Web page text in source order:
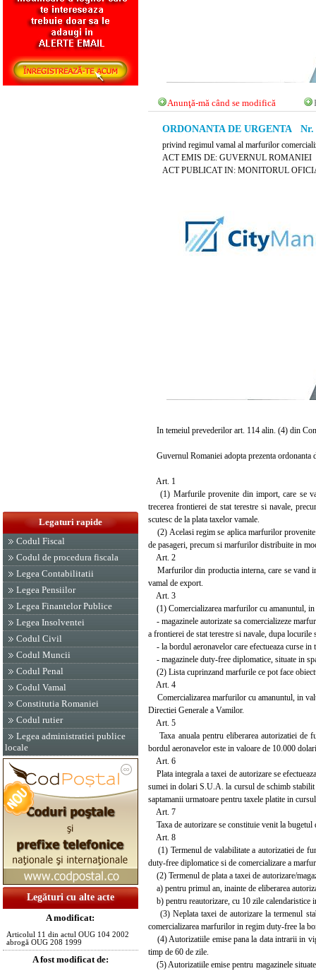
Legaturi rapide
Codul Fiscal
Codul de procedura fiscala
Legea Contabilitatii
Legea Pensiilor
Legea Finantelor Publice
Legea Insolventei
Codul Civil
Codul Muncii
Codul Penal
Codul Vamal
Constitutia Romaniei
Codul rutier
Legea administratiei publice
locale
Legături cu alte acte
A modificat:
Articolul 11 din actul OUG 104 2002
abrogă OUG 208 1999
A fost modificat de:
Anunţă-mă când se modifică
ORDONANTA DE URGENTA Nr.
privind regimul vamal al marfurilor
ACT EMIS DE: GUVERNUL ROMANIEI
ACT PUBLICAT IN: MONITORUL
In temeiul prevederilor art. 114 alin. (4) din
Guvernul Romaniei adopta prezenta ordonanta
Art. 1
(1) Marfurile provenite din import, care se
trecerea frontierei de stat terestre si navale,
scutesc de la plata taxelor vamale.
(2) Acelasi regim se aplica marfurilor
de pasageri, precum si marfurilor distribuite in
Art. 2
Marfurilor din productia interna, care se vand
vamal de export.
Art. 3
(1) Comercializarea marfurilor cu amanuntul,
- magazinele autorizate sa comercializeze
a frontierei de stat terestre si navale, dupa
- la bordul aeronavelor care efectueaza curse in
- magazinele duty-free diplomatice, situate in
(2) Lista cuprinzand marfurile ce pot face
Art. 4
Comercializarea marfurilor cu amanuntul, in
Directiei Generale a Vamilor.
Art. 5
Taxa anuala pentru eliberarea autorizatiei de
bordul aeronavelor este in valoare de 10.000
Art. 6
Plata integrala a taxei de autorizare se
sumei in dolari S.U.A. la cursul de schimb stabilit
saptamanii urmatoare pentru taxele platite in
Art. 7
Taxa de autorizare se constituie venit la bugetul
Art. 8
(1) Termenul de valabilitate a autorizatiei de
duty-free diplomatice si de comercializare a
(2) Termenul de plata a taxei de autorizare/
a) pentru primul an, inainte de eliberarea
b) pentru reautorizare, cu 10 zile calendaristice
(3) Neplata taxei de autorizare la termenul
comercializarea marfurilor in regim duty-free la
(4) Autorizatiile emise pana la data intrarii in
timp de 60 de zile.
(5) Autorizatiile emise pentru magazinele